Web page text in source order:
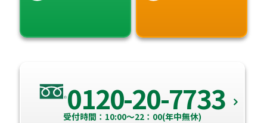
0120-20-7733
受付時間：10:00～22：00(年中無休)